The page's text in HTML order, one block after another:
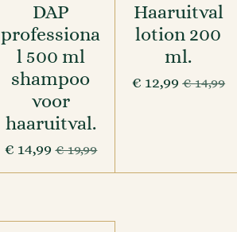
DAP
professiona
l 500 ml
shampoo
voor
haaruitval.
€ 14,99 € 19,99
Haaruitval
lotion 200
ml.
€ 12,99 € 14,99